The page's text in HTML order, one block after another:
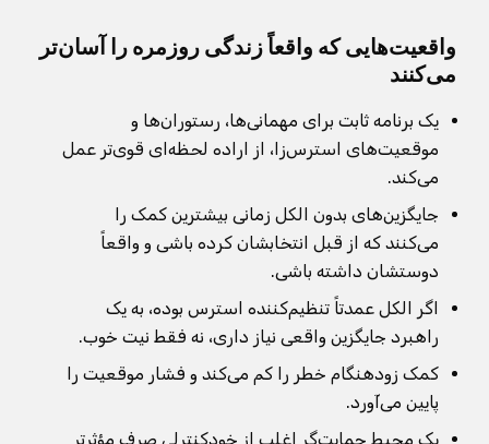
واقعیت‌هایی که واقعاً زندگی روزمره را آسان‌تر
می‌کنند
یک برنامه ثابت برای مهمانی‌ها، رستوران‌ها و
موقعیت‌های استرس‌زا، از اراده لحظه‌ای قوی‌تر عمل
می‌کند.
جایگزین‌های بدون الکل زمانی بیشترین کمک را
می‌کنند که از قبل انتخابشان کرده باشی و واقعاً
دوستشان داشته باشی.
اگر الکل عمدتاً تنظیم‌کننده استرس بوده، به یک
راهبرد جایگزین واقعی نیاز داری، نه فقط نیت خوب.
کمک زودهنگام خطر را کم می‌کند و فشار موقعیت را
پایین می‌آورد.
یک محیط حمایت‌گر اغلب از خودکنترلی صرف مؤثرتر